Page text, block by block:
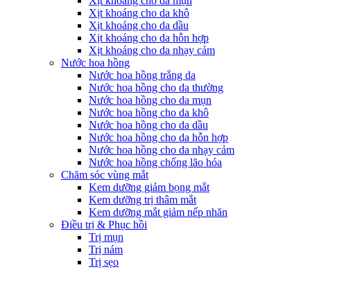
Xịt khoáng cho da khô
Xịt khoáng cho da dầu
Xịt khoáng cho da hỗn hợp
Xịt khoáng cho da nhạy cảm
Nước hoa hồng
Nước hoa hồng trắng da
Nước hoa hồng cho da thường
Nước hoa hồng cho da mụn
Nước hoa hồng cho da khô
Nước hoa hồng cho da dầu
Nước hoa hồng cho da hỗn hợp
Nước hoa hồng cho da nhạy cảm
Nước hoa hồng chống lão hóa
Chăm sóc vùng mắt
Kem dưỡng giảm bọng mắt
Kem dưỡng trị thâm mắt
Kem dưỡng mắt giảm nếp nhăn
Điều trị & Phục hồi
Trị mụn
Trị nám
Trị sẹo